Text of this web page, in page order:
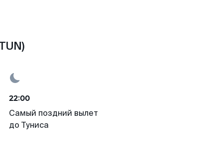
22:00
Самый поздний вылет
до Туниса